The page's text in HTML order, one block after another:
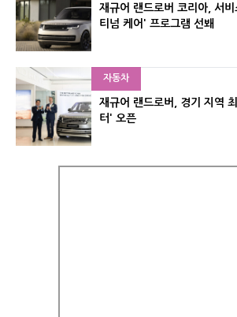
재규어 랜드로버 코리아, 서
티넘 케어' 프로그램 선봬
자동차
재규어 랜드로버, 경기 지역
터' 오픈